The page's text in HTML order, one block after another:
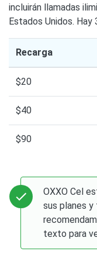
incluirán llamadas
Estados Unidos.
Recarga
$20
$40
$90
OXXO Cel
sus planes
texto para